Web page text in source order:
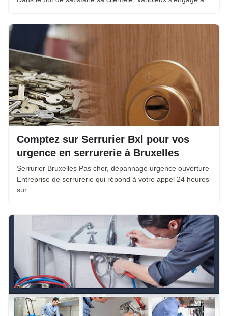
Comptez sur Serrurier Bxl pour vos
urgence en serrurerie à Bruxelles
Serrurier Bruxelles Pas cher, dépannage urgence ouverture
Entreprise de serrurerie qui répond à votre appel 24 heures
sur …